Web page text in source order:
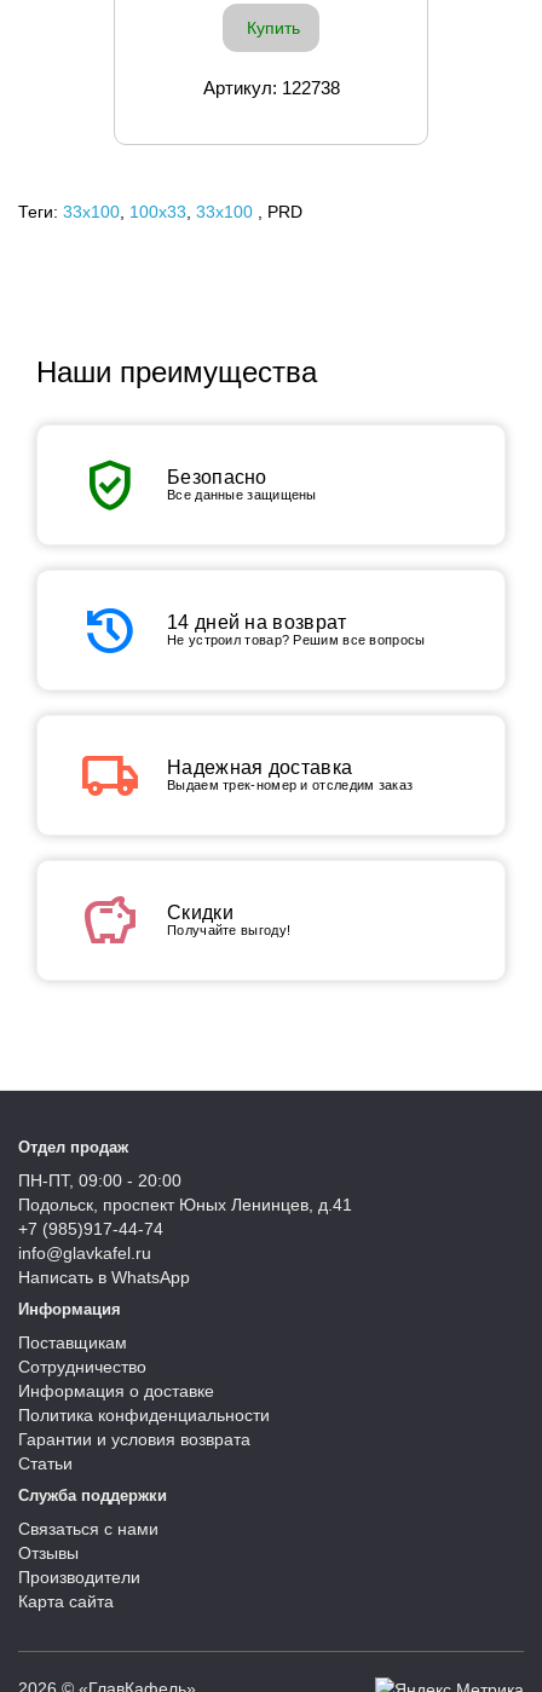
Купить
Артикул: 122738
Теги: 33x100 100х33 33х100 , PRD
Наши преимущества
verified_user Безопасно
Все данные защищены
history 14 дней на возврат
Не устроил товар? Решим все вопросы
local_shipping Надежная доставка
Выдаем трек-номер и отследим заказ
savings Скидки
Получайте выгоду!
Отдел продаж
ПН-ПТ, 09:00 - 20:00
Подольск, проспект Юных Ленинцев, д.41
+7 (985)917-44-74
info@glavkafel.ru
Написать в WhatsApp
Информация
Поставщикам
Сотрудничество
Информация о доставке
Политика конфиденциальности
Гарантии и условия возврата
Статьи
Служба поддержки
Связаться с нами
Отзывы
Производители
Карта сайта